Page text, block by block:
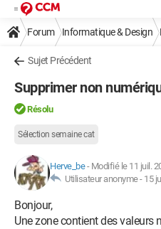
Forum Informatique & Design
Sujet Précédent
Supprimer non
Résolu
Sélection semaine cat
Herve_be- Modifié le 11 juil.
Utilisateur anonyme - 15
Bonjour,
Une zone contient des valeurs